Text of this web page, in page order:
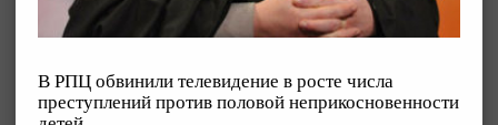
В РПЦ обвинили телевидение в росте числа
преступлений против половой неприкосновенности